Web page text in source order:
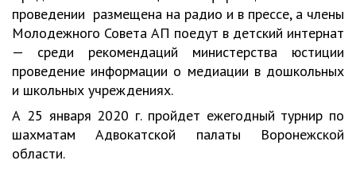
проведении размещена на радио и в прессе, а члены
Молодежного Совета АП поедут в детский интернат
— среди рекомендаций министерства юстиции
проведение информации о медиации в дошкольных
и школьных учреждениях.
А 25 января 2020 г. пройдет ежегодный турнир по
шахматам Адвокатской палаты Воронежской
области.